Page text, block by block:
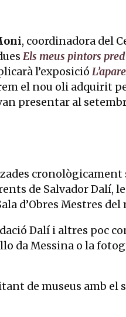
a la reserva del
, coordinadora del
Els meus pintors
l’exposició
el nou oli adquirit
presentar al
cronològicament
de Salvador Dalí,
d’Obres Mestres del
Dalí i altres poc
da Messina o la
de museus amb el